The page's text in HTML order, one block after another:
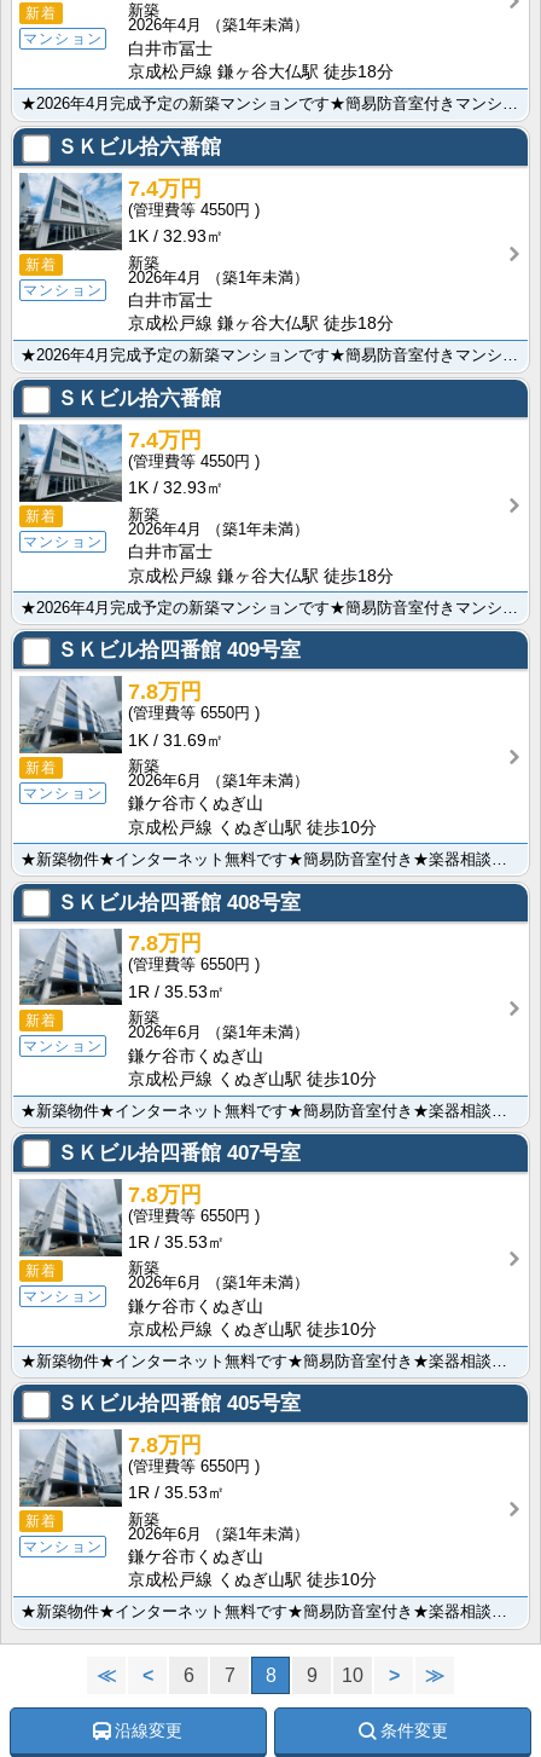
新着
マンション
新築
2026年4月
（築1年未満）
白井市冨士
京成松戸線 鎌ヶ谷大仏駅 徒歩18分
★2026年4月完成予定の新築マンションです★簡易防音室付きマンションです★都市ガス★オートロック★･･･
ＳＫビル拾六番館
新着
マンション
7.4万円
4550円
1K
32.93㎡
新築
2026年4月
（築1年未満）
白井市冨士
京成松戸線 鎌ヶ谷大仏駅 徒歩18分
★2026年4月完成予定の新築マンションです★簡易防音室付きマンションです★都市ガス★オートロック★･･･
ＳＫビル拾六番館
新着
マンション
7.4万円
4550円
1K
32.93㎡
新築
2026年4月
（築1年未満）
白井市冨士
京成松戸線 鎌ヶ谷大仏駅 徒歩18分
ＳＫビル拾四番館 409号室
新着
マンション
7.8万円
6550円
1K
31.69㎡
新築
2026年6月
（築1年未満）
鎌ケ谷市くぬぎ山
京成松戸線 くぬぎ山駅 徒歩10分
ＳＫビル拾四番館 408号室
新着
マンション
7.8万円
6550円
1R
35.53㎡
新築
2026年6月
（築1年未満）
鎌ケ谷市くぬぎ山
京成松戸線 くぬぎ山駅 徒歩10分
ＳＫビル拾四番館 407号室
新着
マンション
7.8万円
6550円
1R
35.53㎡
新築
2026年6月
（築1年未満）
鎌ケ谷市くぬぎ山
京成松戸線 くぬぎ山駅 徒歩10分
★新築物件★インターネット無料です★簡易防音室付き★楽器相談★単身限定です★追い焚き機能★温水洗浄便･･･
ＳＫビル拾四番館 405号室
新着
マンション
7.8万円
6550円
1R
35.53㎡
新築
2026年6月
（築1年未満）
鎌ケ谷市くぬぎ山
京成松戸線 くぬぎ山駅 徒歩10分
★新築物件★インターネット無料です★簡易防音室付き★楽器相談★単身限定です★追い焚き機能★温水洗浄便･･･
≪ < 6 7 8 9 10 > ≫
沿線変更 条件変更